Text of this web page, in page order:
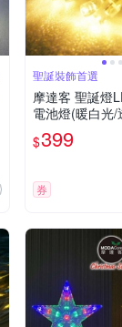
聖誕裝飾首選
摩達客 聖誕燈
電池燈(暖白光
度又環保)
$399
券